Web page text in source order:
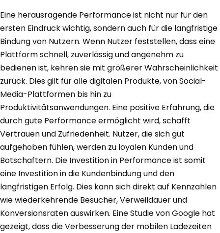
Eine herausragende Performance ist nicht nur für den
ersten Eindruck wichtig, sondern auch für die langfristige
Bindung von Nutzern. Wenn Nutzer feststellen, dass eine
Plattform schnell, zuverlässig und angenehm zu
bedienen ist, kehren sie mit größerer Wahrscheinlichkeit
zurück. Dies gilt für alle digitalen Produkte, von Social-
Media-Plattformen bis hin zu
Produktivitätsanwendungen. Eine positive Erfahrung, die
durch gute Performance ermöglicht wird, schafft
Vertrauen und Zufriedenheit. Nutzer, die sich gut
aufgehoben fühlen, werden zu loyalen Kunden und
Botschaftern. Die Investition in Performance ist somit
eine Investition in die Kundenbindung und den
langfristigen Erfolg. Dies kann sich direkt auf Kennzahlen
wie wiederkehrende Besucher, Verweildauer und
Konversionsraten auswirken. Eine Studie von Google hat
gezeigt, dass die Verbesserung der mobilen Ladezeiten